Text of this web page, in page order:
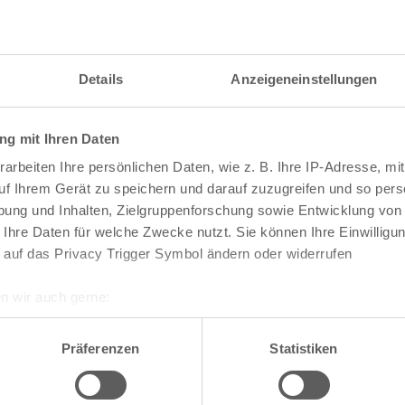
Details Anzeigeneinstellungen
mit Ihren Daten
Ihre persönlichen Daten, wie z. B. Ihre IP-Adresse,
Ihrem Gerät zu speichern und darauf zuzugreifen und so
und Inhalten, Zielgruppenforschung sowie Entwicklung
Daten für welche Zwecke nutzt. Sie können Ihre
das Privacy Trigger Symbol ändern oder widerrufen
geografische Lage erfassen, welche bis auf einige Meter
Scannen nach bestimmten Merkmalen (Fingerprinting)
Ihre persönlichen Daten verarbeitet werden, und legen Sie
Präferenzen Statistiken
Darstellung des RVR-Kartenwerks
mit vielen weiteren Details wie z.B.